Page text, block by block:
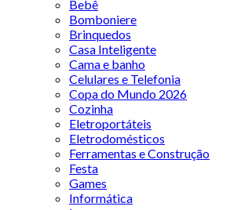
Bebê
Bomboniere
Brinquedos
Casa Inteligente
Cama e banho
Celulares e Telefonia
Copa do Mundo 2026
Cozinha
Eletroportáteis
Eletrodomésticos
Ferramentas e Construção
Festa
Games
Informática